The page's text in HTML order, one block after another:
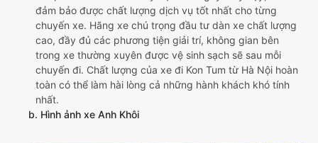
đảm bảo được chất lượng dịch vụ tốt nhất cho từng
chuyến xe. Hãng xe chú trọng đầu tư dàn xe chất lượng
cao, đầy đủ các phương tiện giải trí, không gian bên
trong xe thường xuyên được vệ sinh sạch sẽ sau mỗi
chuyến đi. Chất lượng của xe đi Kon Tum từ Hà Nội hoàn
toàn có thể làm hài lòng cả những hành khách khó tính
nhất.
b. Hình ảnh xe Anh Khôi